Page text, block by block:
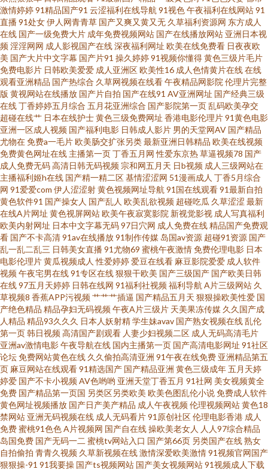
影音先锋中文字幕无码 午夜诱惑av 日韩色情妈妈 欧美乱嫖 精品国产综合夜
夜海 豆花官网入口 97成人资源总战 91资源总站 91视频在线网址 91九色双飞
91传媒网站 亚洲午夜久久 三级日韩伦理视频 欧美动作A级片 九一茄子网站在
线下载 久草视频久久色 九一破解版 国产人人艹 国产第123页 wwwcom99热
91在线国产视频观看免费 91涩涩视频 91次元官网首页 91AV蝌蚪视频 黑丝无
码av 久久一本 国产群pav 国产亚洲欧美专区精品 大香蕉八区 AV一级五五 91
视频精品网站 91高清视频 影音先锋91AV 91视频草草 91撸视频 91国产福利
姬在线观看 91豆花视频 伊人青青国产 天堂网91 人妻色网 美女被草网站 韩国
不卡群 大香蕉伊在线9 蜜臀福利AV在线 久久一区在线观看 九一亚瑟视频 国
产精品熟女久久 国产情侣肏屄视频 东京热在线网址蜜桃 www91在线视频 91
网站高清在线观看 97超碰护士 91网站入库 91亚洲精品婷婷在线 91午夜福利
在线观看 91乱子国产乱子伦 91超碰蜜臀 影音先锋最新av在线 在綫艹擦自拍
艹擦 伊人大香蕉网 偷拍桃花日韩 香蕉伊思人视频在线 色先锋影音A∨资源网
日本高清在线视频 欧美a久久 久久国产精品露脸 男人的天堂人人干 欧美另类
视频在线观看 欧美日韩黄 欧美a片网址 久草成人在线观看 国产区夜夜 岛国av
激情婷婷91精品国产91 云涩福利在线导航 91视色午夜福利在线网站91
直播91处女伊人网青青草 国产又爽又黄又无 久草福利资源网 东方成人
在线 国产一级免费大片 成年免费视频网站 国产在线播放网站 亚洲日本视
频淫淫网网 成人影视国产在线深夜福利网址 欧美在线免费看 日夜夜欧
美 国产大片中文字幕 国产片91 操久婷婷91视频你懂得黄色三级片毛片
免费电影片 日韩欧美爱爱 成人亚洲区欧美性16 成人色情黄片在线在线
观看亚洲精品 国产热综合 久草网视频在线看午夜精品网影院 伦理片完整
版 黄视网站在线播放 国产片自拍 国产在线91 AV亚洲网址 国产经典三级
在线丁香婷婷五月综合 五月花亚洲综合 国产影院第一页乱码欧美孕交
超碰在线艹 日本在线护士黄色三级免费网址 香港电影伦理片91黄色电影
亚洲一区成人视频 国产福利电影 日韩成人影片 男的天堂网AV 国产精品
尤物在免费a一毛片欧美肠交扩张另类最新亚洲日韩精品 欧美在线视频
免费黄色网址在线 主播第一页丁香五月网 性爱东京热草逼视频78 国产
成人免费无码高清日韩无码视频 宗和网五月天 日b视频 成人三级网站在
主播福利姬h在线 国产精一精二区基情涩涩网 51漫画成人 丁香5月综合
网 91爱爱com 伊人涩涩射黄色视频网址导航 91国在线观看91最新自拍
黄色软件91 国产操女人 国产乱人 欧美乱欲视频 超碰吃瓜 久草涩涩 最新
在线A片网址 黄色视屏网站欧美午夜寂寞影院 新视觉影视 成人写真福利
欧美内射网址 日本中文字幕无码97日穴网 成人免费在线精品国产免费观
看 国产不卡高清91av在线播放91制作传媒 岛国av资源 超碰91资源 国产
乱一乱二乱三 日韩美女直播91尤物69 蜜桃午夜激情免费伦理电影 日本
电影伦理片黄瓜视频成人 性爱婷婷爱豆在线看 麻豆影院爱爱 成人软件
视频午夜宅男在线91专区在线狠狠干欧美 国产三级国产 国产欧美日韩
在线97五月天婷婷 日韩在线网 91福利社视频福利导航 A片三级网站 久
草视频8 香蕉APP污视频艹艹艹插逼 国产精品五月天 狠狠操欧美性爱 国
产绝色精品 精品孕妇无码视频午夜A片三级片 天美果冻传媒 久久国产成
人精品 精品93久久久 日本人妖射精学生妹avav 国产熟女视频在线乱伦
第一页韩日视频高清国产剧观看 人妻少妇视频二区 成人无码高清毛片
亚洲av激情电影午夜导航在线 国内主播第一页 国产高清电影网址 91社区
论坛免费网站黄色在线 久久偷拍高清亚洲 91午夜在线免费 亚洲精品第五
页 麻豆网站在线观看91精选国产 国产精品亚洲 黄色三级成年五月天婷
婷爱 国产不卡小视频AV色哟哟 亚洲天堂丁香五月 91社网 美女视频黄全
免费 国产精品第一页国 另类区另类欧美 欧美色图乱伦小说免费成人软件
黄色网址视频播放 国产日产美产精品 成人午夜视频伦理视频网站黄色18
禁网站 亚洲无码视频在线 成人无码看片91原创社区伦理电影香港 成人
免费蜜桃91色色A片视频网 国产自在线操欧美老女人 人人97综合精品
岛国免费 国产无码一二 蜜桃tv网站入口 国产第66页 另类国产在线熟女
自拍偷拍 青青久视频 久草新视频在线激情深爱欧美激情91视频官网国产
狠狠操-91 91我要操 国产ts视频网站 国产美女视频网站91视频成人下载